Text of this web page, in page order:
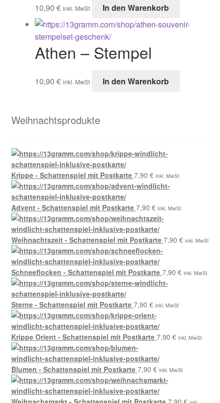
10,90 € inkl. MwSt In den Warenkorb
Athen – Stempel
10,90 € inkl. MwSt In den Warenkorb
Weihnachtsprodukte
Krippe - Schattenspiel mit Postkarte 7,90 € inkl. MwSt
Advent - Schattenspiel mit Postkarte 7,90 € inkl. MwSt
Weihnachtszeit - Schattenspiel mit Postkarte 7,90 € inkl. MwSt
Schneeflocken - Schattenspiel mit Postkarte 7,90 € inkl. MwSt
Sterne - Schattenspiel mit Postkarte 7,90 € inkl. MwSt
Krippe Orient - Schattenspiel mit Postkarte 7,90 € inkl. MwSt
Blumen - Schattenspiel mit Postkarte 7,90 € inkl. MwSt